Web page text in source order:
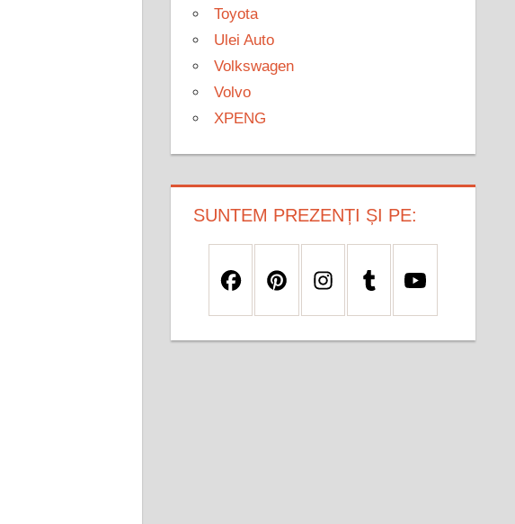
Toyota
Ulei Auto
Volkswagen
Volvo
XPENG
SUNTEM PREZENȚI ȘI PE: